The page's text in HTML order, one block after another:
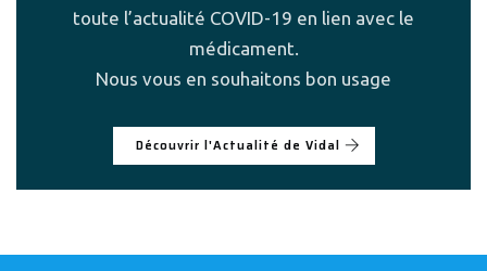
toute l’actualité COVID-19 en lien avec le
médicament.
Nous vous en souhaitons bon usage
Découvrir l'Actualité de Vidal